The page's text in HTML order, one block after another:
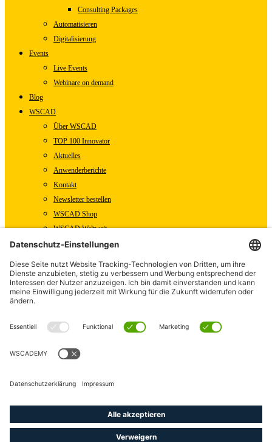
Consulting Packages
Automatisieren
Digitalisierung
Events
Live Events
Webinare on demand
Blog
WSCAD
Über WSCAD
TOP 100 Innovator
Aktuelles
Anwenderberichte
Kontakt
Newsletter bestellen
WSCAD Shop
WSCAD Weltweit
Partner
Presse
Fachartikel
WSCAD als Arbeitgeber
English (GB)
youtube